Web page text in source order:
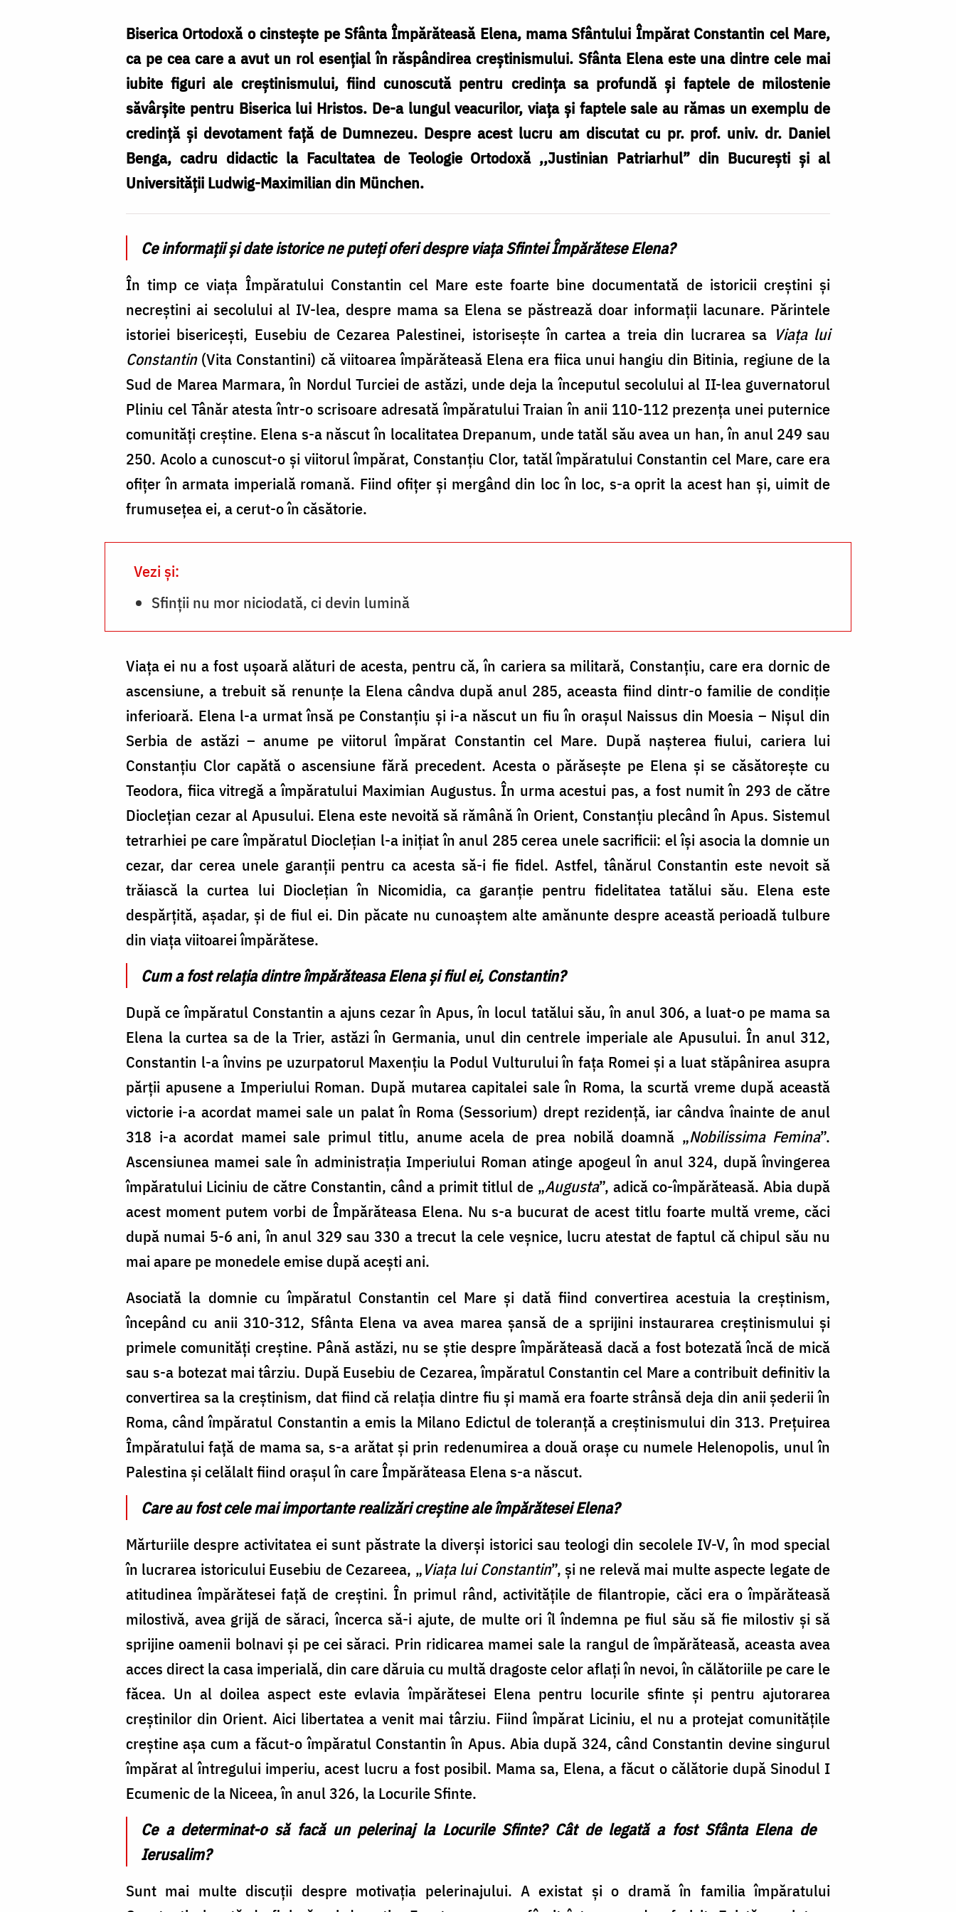
Biserica Ortodoxă o cinstește pe Sfânta Împărăteasă Elena, mama Sfântului Împărat Constantin cel Mare,
ca pe cea care a avut un rol esențial în răspândirea creștinismului. Sfânta Elena este una dintre cele mai
iubite figuri ale creștinismului, fiind cunoscută pentru credința sa profundă și faptele de milostenie
săvârșite pentru Biserica lui Hristos. De-a lungul veacurilor, viața și faptele sale au rămas un exemplu de
credință și devotament față de Dumnezeu. Despre acest lucru am discutat cu pr. prof. univ. dr. Daniel
Benga, cadru didactic la Facultatea de Teologie Ortodoxă ,,Justinian Patriarhul” din București și al
Universității Ludwig-Maximilian din München.
Ce informații și date istorice ne puteți oferi despre viața Sfintei Împărătese Elena?
În timp ce viața Împăratului Constantin cel Mare este foarte bine documentată de istoricii creștini și
necreștini ai secolului al IV-lea, despre mama sa Elena se păstrează doar informații lacunare. Părintele
istoriei bisericești, Eusebiu de Cezarea Palestinei, istorisește în cartea a treia din lucrarea sa Viața lui
Constantin(Vita Constantini) că viitoarea împărăteasă Elena era fiica unui hangiu din Bitinia, regiune de la
Sud de Marea Marmara, în Nordul Turciei de astăzi, unde deja la începutul secolului al II-lea guvernatorul
Pliniu cel Tânăr atesta într-o scrisoare adresată împăratului Traian în anii 110-112 prezența unei puternice
comunități creștine. Elena s-a născut în localitatea Drepanum, unde tatăl său avea un han, în anul 249 sau
250. Acolo a cunoscut-o şi viitorul împărat, Constanţiu Clor, tatăl împăratului Constantin cel Mare, care era
ofiţer în armata imperială romană. Fiind ofiţer şi mergând din loc în loc, s-a oprit la acest han şi, uimit de
frumuseţea ei, a cerut-o în căsătorie.
Vezi și:
Sfinții nu mor niciodată, ci devin lumină
Viaţa ei nu a fost uşoară alături de acesta, pentru că, în cariera sa militară, Constanțiu, care era dornic de
ascensiune, a trebuit să renunțe la Elena cândva după anul 285, aceasta fiind dintr-o familie de condiție
inferioară. Elena l-a urmat însă pe Constanțiu și i-a născut un fiu în oraşul Naissus din Moesia – Nişul din
Serbia de astăzi – anume pe viitorul împărat Constantin cel Mare. După naşterea fiului, cariera lui
Constanţiu Clor capătă o ascensiune fără precedent. Acesta o părăsește pe Elena și se căsătorește cu
Teodora, fiica vitregă a împăratului Maximian Augustus. În urma acestui pas, a fost numit în 293 de către
Diocleţian cezar al Apusului. Elena este nevoită să rămână în Orient, Constanțiu plecând în Apus. Sistemul
tetrarhiei pe care împăratul Diocleţian l-a iniţiat în anul 285 cerea unele sacrificii: el îşi asocia la domnie un
cezar, dar cerea unele garanţii pentru ca acesta să-i fie fidel. Astfel, tânărul Constantin este nevoit să
trăiască la curtea lui Diocleţian în Nicomidia, ca garanţie pentru fidelitatea tatălui său. Elena este
despărţită, aşadar, şi de fiul ei. Din păcate nu cunoaștem alte amănunte despre această perioadă tulbure
din viața viitoarei împărătese.
Cum a fost relația dintre împărăteasa Elena și fiul ei, Constantin?
După ce împăratul Constantin a ajuns cezar în Apus, în locul tatălui său, în anul 306, a luat-o pe mama sa
Elena la curtea sa de la Trier, astăzi în Germania, unul din centrele imperiale ale Apusului. În anul 312,
Constantin l-a învins pe uzurpatorul Maxenţiu la Podul Vulturului în fața Romei și a luat stăpânirea asupra
părții apusene a Imperiului Roman. După mutarea capitalei sale în Roma, la scurtă vreme după această
victorie i-a acordat mamei sale un palat în Roma (Sessorium) drept rezidență, iar cândva înainte de anul
318 i-a acordat mamei sale primul titlu, anume acela de prea nobilă doamnă „Nobilissima Femina”.
Ascensiunea mamei sale în administrația Imperiului Roman atinge apogeul în anul 324, după învingerea
împăratului Liciniu de către Constantin, când a primit titlul de „Augusta”, adică co-împărăteasă. Abia după
acest moment putem vorbi de Împărăteasa Elena. Nu s-a bucurat de acest titlu foarte multă vreme, căci
după numai 5-6 ani, în anul 329 sau 330 a trecut la cele veșnice, lucru atestat de faptul că chipul său nu
mai apare pe monedele emise după acești ani.
Asociată la domnie cu împăratul Constantin cel Mare şi dată fiind convertirea acestuia la creştinism,
începând cu anii 310-312, Sfânta Elena va avea marea şansă de a sprijini instaurarea creştinismului şi
primele comunităţi creştine. Până astăzi, nu se ştie despre împărăteasă dacă a fost botezată încă de mică
sau s-a botezat mai târziu. După Eusebiu de Cezarea, împăratul Constantin cel Mare a contribuit definitiv la
convertirea sa la creștinism, dat fiind că relația dintre fiu și mamă era foarte strânsă deja din anii șederii în
Roma, când împăratul Constantin a emis la Milano Edictul de toleranță a creștinismului din 313. Prețuirea
Împăratului față de mama sa, s-a arătat și prin redenumirea a două orașe cu numele Helenopolis, unul în
Palestina și celălalt fiind orașul în care Împărăteasa Elena s-a născut.
Care au fost cele mai importante realizări creștine ale împărătesei Elena?
Mărturiile despre activitatea ei sunt păstrate la diverşi istorici sau teologi din secolele IV-V, în mod special
în lucrarea istoricului Eusebiu de Cezareea, „Viața lui Constantin”, şi ne relevă mai multe aspecte legate de
atitudinea împărătesei faţă de creştini. În primul rând, activităţile de filantropie, căci era o împărăteasă
milostivă, avea grijă de săraci, încerca să-i ajute, de multe ori îl îndemna pe fiul său să fie milostiv şi să
sprijine oamenii bolnavi și pe cei săraci. Prin ridicarea mamei sale la rangul de împărăteasă, aceasta avea
acces direct la casa imperială, din care dăruia cu multă dragoste celor aflați în nevoi, în călătoriile pe care le
făcea. Un al doilea aspect este evlavia împărătesei Elena pentru locurile sfinte şi pentru ajutorarea
creştinilor din Orient. Aici libertatea a venit mai târziu. Fiind împărat Liciniu, el nu a protejat comunităţile
creştine aşa cum a făcut-o împăratul Constantin în Apus. Abia după 324, când Constantin devine singurul
împărat al întregului imperiu, acest lucru a fost posibil. Mama sa, Elena, a făcut o călătorie după Sinodul I
Ecumenic de la Niceea, în anul 326, la Locurile Sfinte.
Ce a determinat-o să facă un pelerinaj la Locurile Sfinte? Cât de legată a fost Sfânta Elena de
Ierusalim?
Sunt mai multe discuţii despre motivaţia pelerinajului. A existat şi o dramă în familia împăratului